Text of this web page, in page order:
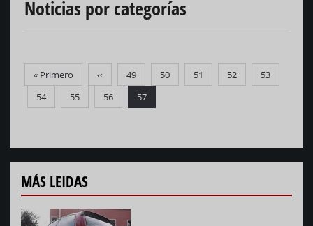
Noticias por categorías
Paginación
Primera
página
« Primero
Página
anterior
‹‹ Página
49 Página
50 Página
51 Página
52 Página
53
Página
54 Página
55 Página
56
Página
actual
57
MÁS LEIDAS